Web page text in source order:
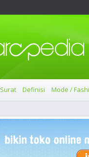
Surat Definisi Mode /